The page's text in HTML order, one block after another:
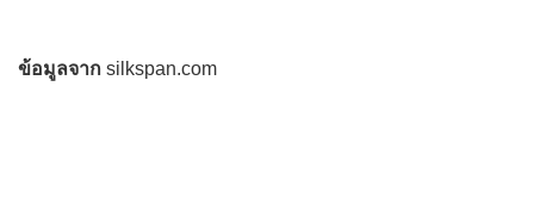
ข้อมูลจาก silkspan.com